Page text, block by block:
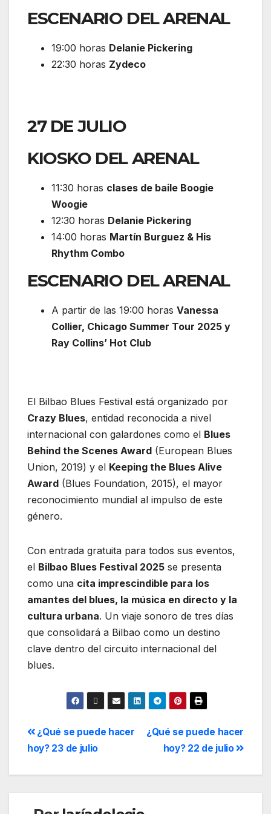
ESCENARIO DEL ARENAL
19:00 horas Delanie Pickering
22:30 horas Zydeco
27 DE JULIO
KIOSKO DEL ARENAL
11:30 horas clases de baile Boogie
Woogie
12:30 horas Delanie Pickering
14:00 horas Martín Burguez & His
Rhythm Combo
ESCENARIO DEL ARENAL
A partir de las 19:00 horas Vanessa
Collier, Chicago Summer Tour 2025 y
Ray Collins’ Hot Club
El Bilbao Blues Festival está organizado por
Crazy Blues, entidad reconocida a nivel
internacional con galardones como el Blues
Behind the Scenes Award (European Blues
Union, 2019) y el Keeping the Blues Alive
Award (Blues Foundation, 2015), el mayor
reconocimiento mundial al impulso de este
género.
Con entrada gratuita para todos sus eventos,
el Bilbao Blues Festival 2025 se presenta
como una cita imprescindible para los
amantes del blues, la música en directo y la
cultura urbana. Un viaje sonoro de tres días
que consolidará a Bilbao como un destino
clave dentro del circuito internacional del
blues.
¿Qué se puede hacer
hoy? 22 de julio
¿Qué se puede hacer
hoy? 23 de julio